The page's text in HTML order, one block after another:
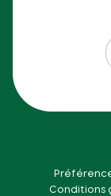
Conditions